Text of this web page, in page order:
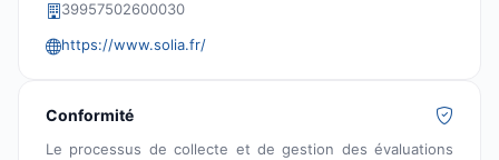
39957502600030
https://www.solia.fr/
Conformité
Le processus de collecte et de gestion des évaluations